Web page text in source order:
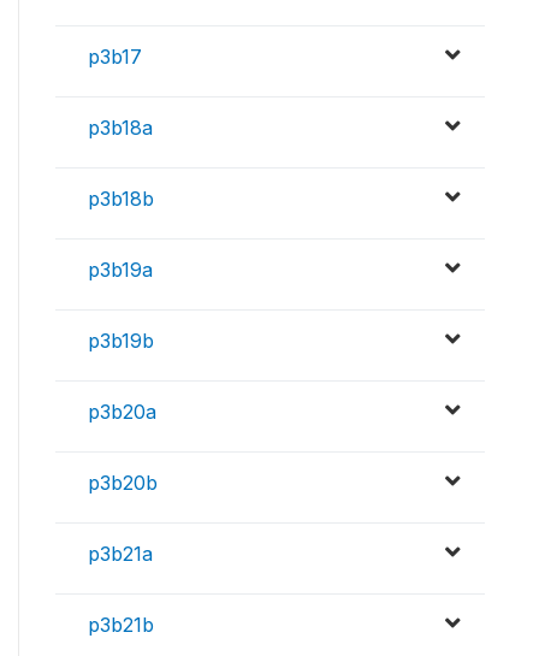
p3b17
p3b18a
p3b18b
p3b19a
p3b19b
p3b20a
p3b20b
p3b21a
p3b21b